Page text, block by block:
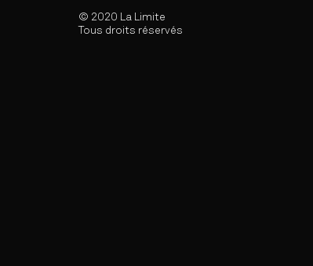
© 2020 La Limite
Tous droits réservés